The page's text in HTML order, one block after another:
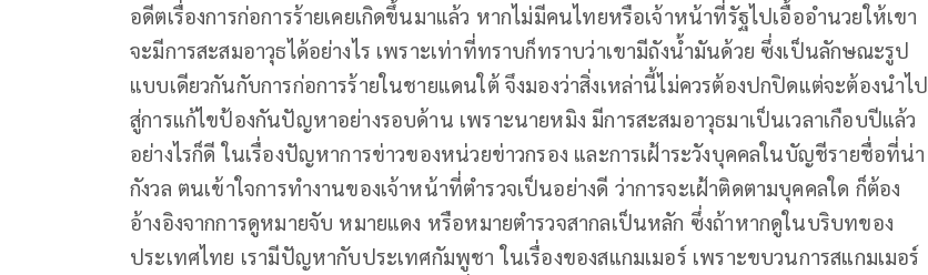
อดีตเรื่องการก่อการร้ายเคยเกิดขึ้นมาแล้ว หากไม่มีคนไทยหรือเจ้าหน้าที่รัฐไปเอื้ออำนวยให้เขา
จะมีการสะสมอาวุธได้อย่างไร เพราะเท่าที่ทราบก็ทราบว่าเขามีถังน้ำมันด้วย ซึ่งเป็นลักษณะรูป
แบบเดียวกันกับการก่อการร้ายในชายแดนใต้ จึงมองว่าสิ่งเหล่านี้ไม่ควรต้องปกปิดแต่จะต้องนำไป
สู่การแก้ไขป้องกันปัญหาอย่างรอบด้าน เพราะนายหมิง มีการสะสมอาวุธมาเป็นเวลาเกือบปีแล้ว
อย่างไรก็ดี ในเรื่องปัญหาการข่าวของหน่วยข่าวกรอง และการเฝ้าระวังบุคคลในบัญชีรายชื่อที่น่า
กังวล ตนเข้าใจการทำงานของเจ้าหน้าที่ตำรวจเป็นอย่างดี ว่าการจะเฝ้าติดตามบุคคลใด ก็ต้อง
อ้างอิงจากการดูหมายจับ หมายแดง หรือหมายตำรวจสากลเป็นหลัก ซึ่งถ้าหากดูในบริบทของ
ประเทศไทย เรามีปัญหากับประเทศกัมพูชา ในเรื่องของสแกมเมอร์ เพราะขบวนการสแกมเมอร์